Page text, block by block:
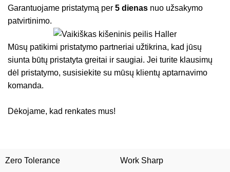
Garantuojame pristatymą per5 dienas nuo užsakymo
patvirtinimo.
Mūsų patikimi pristatymo partneriai užtikrina, kad jūsų
siunta būtų pristatyta greitai ir saugiai. Jei turite klausimų
dėl pristatymo, susisiekite su mūsų klientų aptarnavimo
komanda.
Dėkojame, kad renkates mus!
Zero Tolerance Work Sharp